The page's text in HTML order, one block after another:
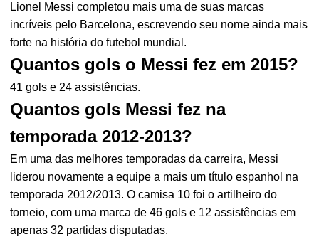
Lionel Messi completou mais uma de suas marcas
incríveis pelo Barcelona, escrevendo seu nome ainda mais
forte na história do futebol mundial.
Quantos gols o Messi fez em 2015?
41 gols e 24 assistências.
Quantos gols Messi fez na
temporada 2012-2013?
Em uma das melhores temporadas da carreira, Messi
liderou novamente a equipe a mais um título espanhol na
temporada 2012/2013. O camisa 10 foi o artilheiro do
torneio, com uma marca de 46 gols e 12 assistências em
apenas 32 partidas disputadas.